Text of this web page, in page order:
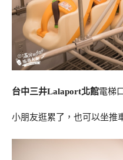
台中三井Lalaport北館電梯
小朋友逛累了，也可以坐推